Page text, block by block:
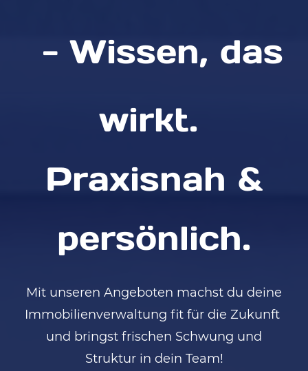
- Wissen, das
wirkt.
Praxisnah &
persönlich.
Mit unseren Angeboten machst du deine
Immobilienverwaltung fit für die Zukunft
und bringst frischen Schwung und
Struktur in dein Team!